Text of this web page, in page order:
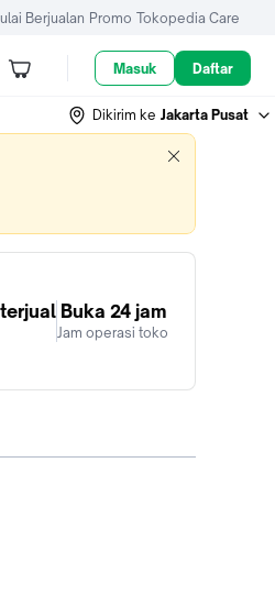
Berjualan Promo Tokopedia Care
Masuk Daftar
Dikirim ke Jakarta Pusat
terjual Buka 24 jam
Jam operasi toko